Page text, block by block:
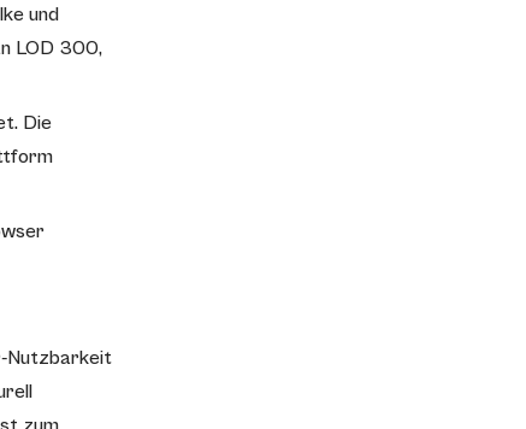
und
LOD 300,
Die
Nutzbarkeit